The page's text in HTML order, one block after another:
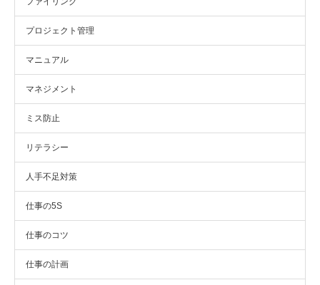
プロジェクト管理
マニュアル
マネジメント
ミス防止
リテラシー
人手不足対策
仕事の5S
仕事のコツ
仕事の計画